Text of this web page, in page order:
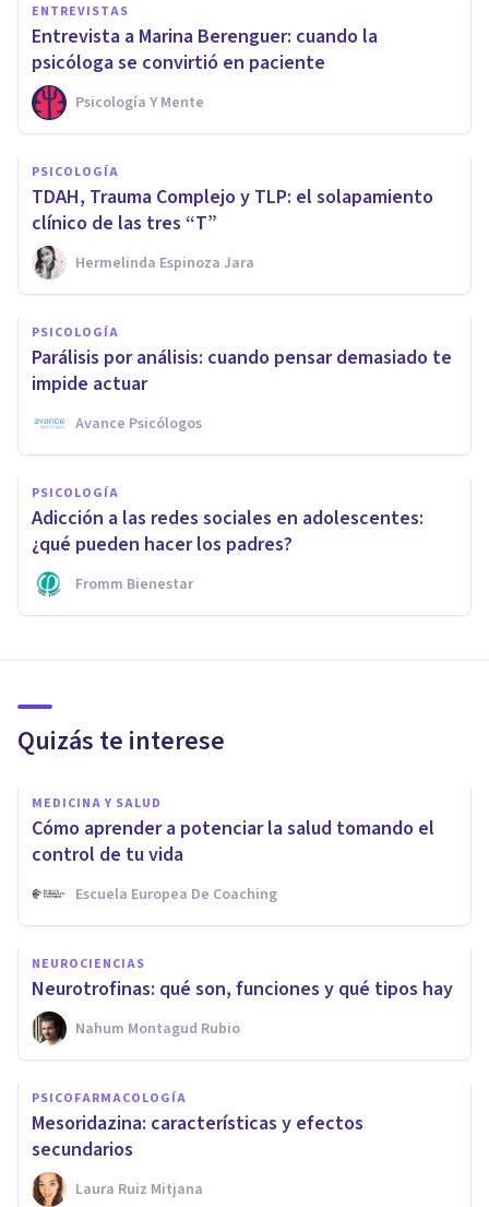
ENTREVISTAS
Entrevista a Marina Berenguer: cuando la
psicóloga se convirtió en paciente
Psicología Y Mente
PSICOLOGÍA
TDAH, Trauma Complejo y TLP: el solapamiento
clínico de las tres “T”
Hermelinda Espinoza Jara
PSICOLOGÍA
Parálisis por análisis: cuando pensar demasiado te
impide actuar
Avance Psicólogos
PSICOLOGÍA
Adicción a las redes sociales en adolescentes:
¿qué pueden hacer los padres?
Fromm Bienestar
Quizás te interese
MEDICINA Y SALUD
Cómo aprender a potenciar la salud tomando el
control de tu vida
Escuela Europea De Coaching
NEUROCIENCIAS
Neurotrofinas: qué son, funciones y qué tipos hay
Nahum Montagud Rubio
PSICOFARMACOLOGÍA
Mesoridazina: características y efectos
secundarios
Laura Ruiz Mitjana